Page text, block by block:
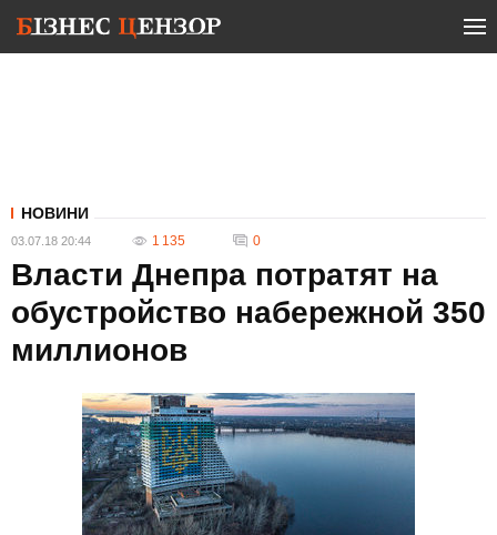
НОВИНИ
03.07.18 20:44 1 135 0
Власти Днепра потратят на
обустройство набережной 350
миллионов